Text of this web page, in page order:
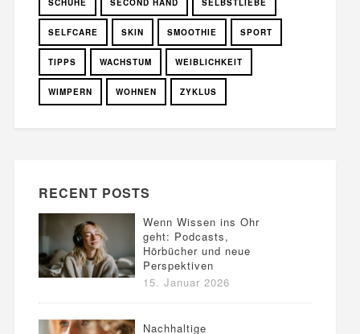
SCHUHE SECOND HAND SELBSTLIEBE
SELFCARE SKIN SMOOTHIE SPORT
TIPPS WACHSTUM WEIBLICHKEIT
WIMPERN WOHNEN ZYKLUS
RECENT POSTS
Wenn Wissen ins Ohr
geht: Podcasts,
Hörbücher und neue
Perspektiven
15. Januar 2026
Nachhaltige